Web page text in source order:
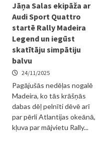
Jāņa Salas ekipāža ar
Audi Sport Quattro
startē Rally Madeira
Legend un iegūst
skatītāju simpātiju
balvu
24/11/2025
Pagājušās nedēļas nogalē
Madeira, ko tās krāšņās
dabas dēļ pelnīti dēvē arī
par pērli Atlantijas okeānā,
kļuva par mājvietu Rally...